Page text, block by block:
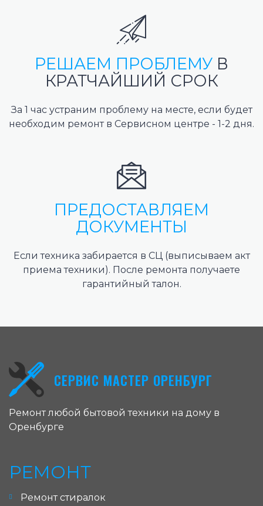
РЕШАЕМ ПРОБЛЕМУ В
КРАТЧАЙШИЙ СРОК
За 1 час устраним проблему на месте, если будет
необходим ремонт в Сервисном центре - 1-2 дня.
ПРЕДОСТАВЛЯЕМ
ДОКУМЕНТЫ
Если техника забирается в СЦ (выписываем акт
приема техники). После ремонта получаете
гарантийный талон.
СЕРВИС МАСТЕР ОРЕНБУРГ
Ремонт любой бытовой техники на дому в
Оренбурге
РЕМОНТ
Ремонт стиралок